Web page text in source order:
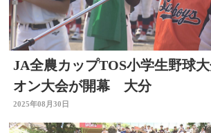
JA全農カップTOS小学生野球
オン大会が開幕 大分
2025年08月30日